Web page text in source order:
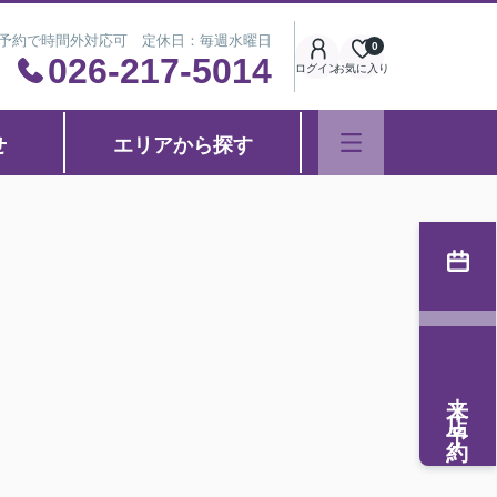
約で時間外対応可 定休日：毎週水曜日
026-217-5014 ログインお気に入り
0
エリアから探す
来店予約